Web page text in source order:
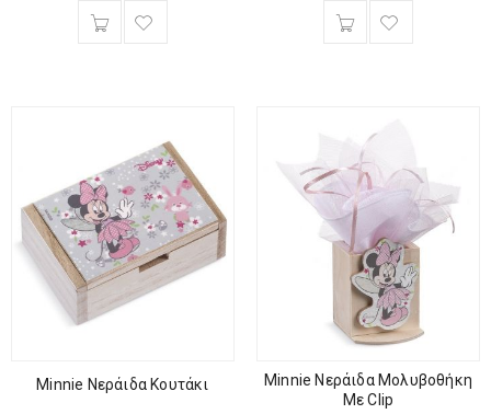
Minnie Νεράιδα Κουτάκι
Minnie Νεράιδα Μολυβοθήκη
Με Clip